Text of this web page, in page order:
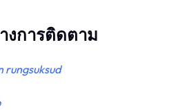
งการติดตาม
rungsuksud